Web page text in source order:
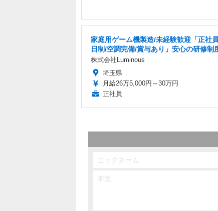
家庭用ゲーム機製造/未経験歓迎「正社
日制/空調完備/賞与あり」安心の研修制
株式会社Luminous
埼玉県
月給26万5,000円～30万円
正社員